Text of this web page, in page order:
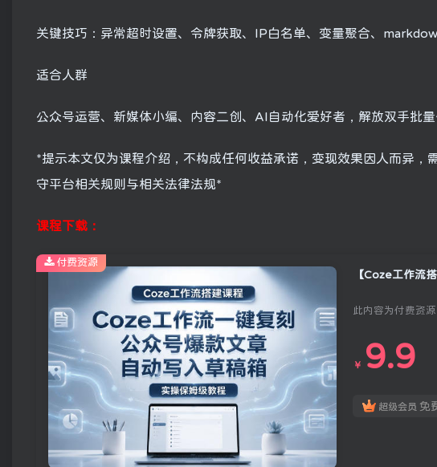
关键技巧：异常超时设置、令牌获取、IP白名单、变量聚合、
适合人群
公众号运营、新媒体小编、内容二创、AI自动化爱好者，解放双手批量
*提示本文仅为课程介绍，不构成任何收益承诺，变现效果因人而异
守平台相关规则与相关法律法规*
课程下载：
此内容为付费资
￥ 9.9
超级会员 免
付费资源